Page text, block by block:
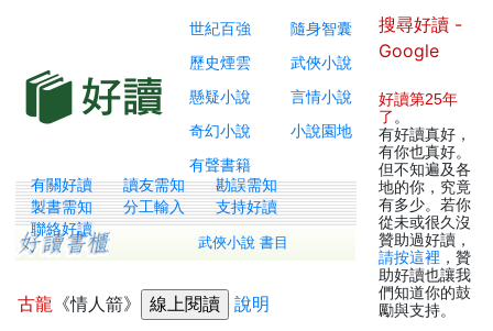
世紀百強
隨身智囊
歷史煙雲
武俠小說
懸疑小說
言情小說
奇幻小說
小說園地
有聲書籍
有關好讀 讀友需知
勘誤需知
製書需知
分工輸入
支持好讀
聯絡好讀
武俠小說 書目
古龍 《情人箭》 說明
搜尋好讀 -
Google
好讀第25年
了 。
有好讀真好，
有你也真好。
但不知遍及各
地的你，究竟
有多少。若你
從未或很久沒
贊助過好讀，
請按這裡 ，贊
助好讀也讓我
們知道你的鼓
勵與支持。